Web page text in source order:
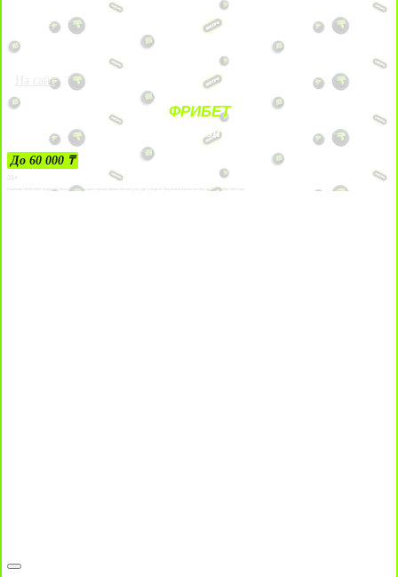
На сайт
ФРИБЕТ
ЗА ДЕПОЗИТЫ
До 60 000 ₸
21+
Лицензии №24514359, выданной комитетом индустрии туризма Министерства культуры и спорта Республики Казахстан срок до 27 сентября 2034 года.